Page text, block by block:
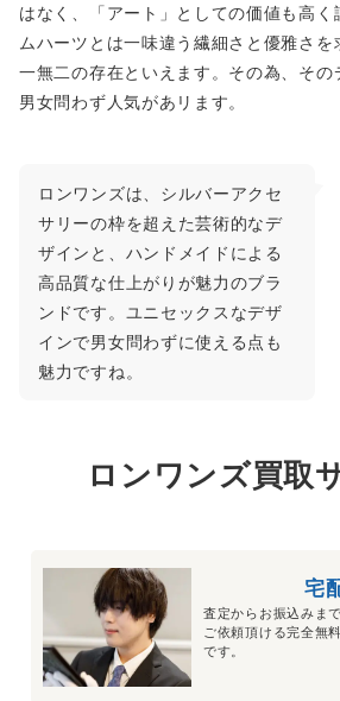
はなく、「アート」としての価値も高く
ムハーツとは一味違う繊細さと優雅さ
一無二の存在といえます。その為、その
男女問わず人気があリます。
ロンワンズは、シルバーアクセ
サリーの枠を超えた芸術的なデ
ザインと、ハンドメイドによる
高品質な仕上がりが魅力のブラ
ンドです。ユニセックスなデザ
インで男女問わずに使える点も
魅力ですね。
ロンワンズ買取
宅
査定からお振込みま
ご依頼頂ける完全無
です。